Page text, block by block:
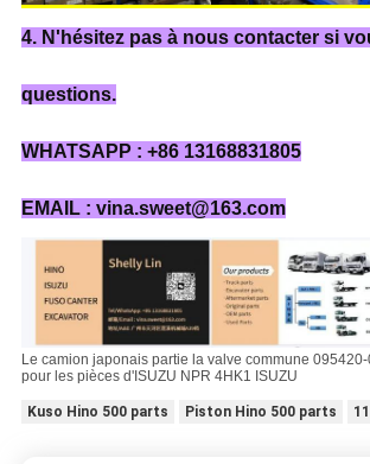
4. N'hésitez pas à nous contacter si
questions.
WHATSAPP : +86 13168831805
EMAIL : vina.sweet@163.com
Le camion japonais partie la valve commune
pour les pièces d'ISUZU NPR 4HK1 ISUZU
Kuso Hino 500 parts Piston Hino 500 parts